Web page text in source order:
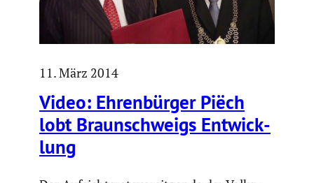
11. März 2014
Video: Ehren­bürger Piëch
lobt Braun­schweigs Entwick­
lung